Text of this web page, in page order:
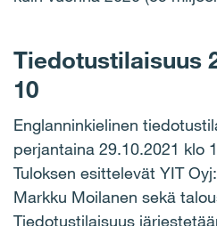
Tiedotustilaisuus
10
Englanninkielinen
perjantaina 29.10.2021 klo
Tuloksen esittelevät YIT
Markku Moilanen sekä
Tiedotustilaisuus